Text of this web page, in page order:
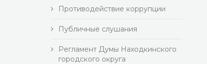
Противодействие коррупции
Публичные слушания
Регламент Думы Находкинского
городского округа